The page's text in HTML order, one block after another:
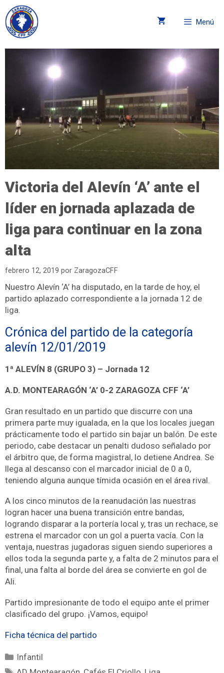
Menú
Victoria del Alevín ‘A’ ante el
líder en jornada aplazada de
liga para continuar en la zona
alta
febrero 12, 2019 por ZaragozaCFF
Nuestro Alevín ‘A’ ha disputado, en la tarde de hoy, el
partido aplazado correspondiente a la jornada 12 de
liga.
Crónica del partido de la categoría
alevín 12/01/2019
1ª ALEVÍN 8 (GRUPO 3) – Jornada 12
A.D. MONTEARAGÓN ‘A’ 0-2 ZARAGOZA CFF ‘A’
Gran resultado en un partido que discurre con una
primera parte muy igualada, en la que los locales juegan
prácticamente todo el partido sin bajar un balón. De este
periodo, cabe destacar un penalti dudoso señalado por
el árbitro que, de forma magistral, lo detiene Andrea. Se
llega al descanso con el marcador inicial de 0 a 0,
teniendo alguna aunque tímida ocasión en el área rival.
A los cinco minutos de la reanudación las nuestras
logran hacer una buena transición entre bandas,
logrando disparar a la portería local y, tras un rechace, se
estrena el marcador con un gol a puerta vacía. Con la
ventaja, nuestras jugadoras siguen siendo superiores a
ellos toda la segunda parte y, a falta de 2 minutos para el
final, una falta al borde del área se convierte en gol de
Ali.
Partido impresionante de todo el equipo ante el primer
clasificado del grupo. ¡Vamos, equipo!
Ficha técnica del partido
Infantil